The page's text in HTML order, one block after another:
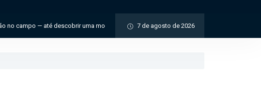
campo — até descobrir uma moeda medieval de valor histórico incalculável
7 de agosto de 2026